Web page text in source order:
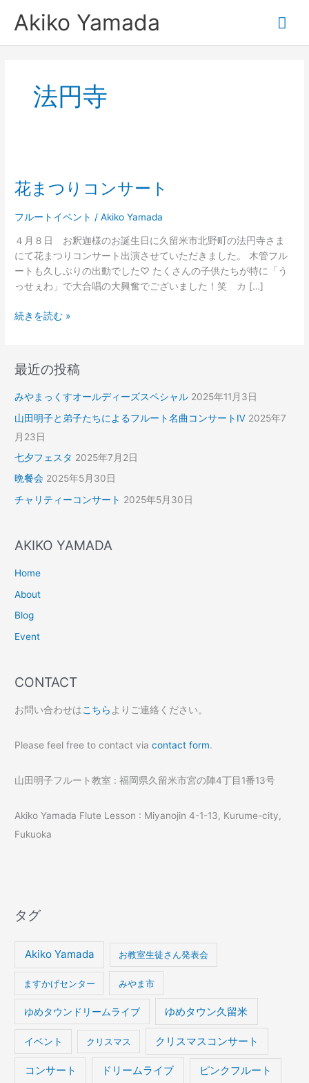
Akiko Yamada
メ
イ
法円寺
花まつりコンサート
フルートイベント /Akiko Yamada
４月８日 お釈迦様のお誕生日に久留米市北野町の法円寺さま
にて花まつりコンサート出演させていただきました。 木管フル
ートも久しぶりの出動でした♡ たくさんの子供たちが特に「う
っせぇわ」で大合唱の大興奮でございました！笑 カ […]
つ
コ
サ
ー
続きを読む »
最近の投稿
みやまっくすオールディーズスペシャル 2025年11月3日
山田明子と弟子たちによるフルート名曲コンサートⅣ 2025年7
月23日
七夕フェスタ 2025年7月2日
晩餐会 2025年5月30日
チャリティーコンサート 2025年5月30日
AKIKO YAMADA
Home
About
Blog
Event
CONTACT
お問い合わせはこちら よりご連絡ください。
Please feel free to contact viacontact form.
山田明子フルート教室 : 福岡県久留米市宮の陣4丁目1番13号
Akiko Yamada Flute Lesson : Miyanojin 4-1-13, Kurume-city,
Fukuoka
タグ
Akiko Yamada お教室生徒さん発表会
ますかげセンター みやま市
ゆめタウンドリームライブ ゆめタウン久留米
イベント クリスマス クリスマスコンサート
コンサート ドリームライブ ピンクフルート